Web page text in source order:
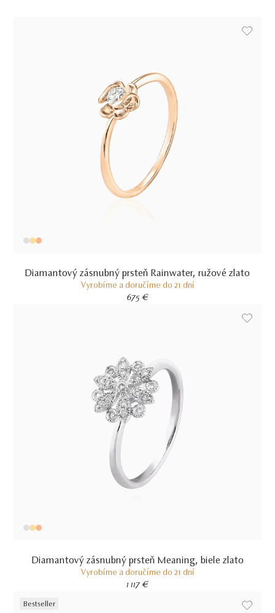
Diamantový zásnubný prsteň Rainwater, ružové zlato
Vyrobíme a doručíme do 21 dní
675 €
Diamantový zásnubný prsteň Meaning, biele zlato
Vyrobíme a doručíme do 21 dní
1 117 €
Bestseller